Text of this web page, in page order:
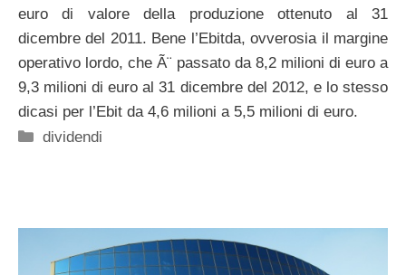
euro di valore della produzione ottenuto al 31
dicembre del 2011. Bene l’Ebitda, ovverosia il margine
operativo lordo, che Ã¨ passato da 8,2 milioni di euro a
9,3 milioni di euro al 31 dicembre del 2012, e lo stesso
dicasi per l’Ebit da 4,6 milioni a 5,5 milioni di euro.
Categorie
dividendi